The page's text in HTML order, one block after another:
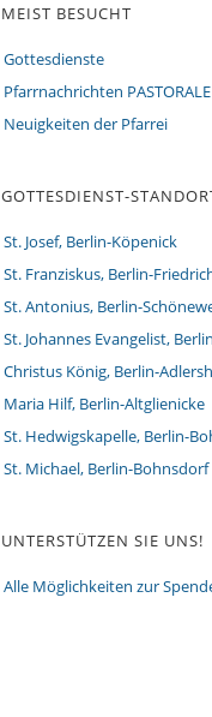
MEIST BESUCHT
Gottesdienste
Pfarrnachrichten PASTORALE
Neuigkeiten der Pfarrei
GOTTESDIENST-
St. Josef, Berlin-Köpenick
St. Franziskus, Berlin-
St. Antonius, Berlin-
St. Johannes Evangelist,
Christus König, Berlin-
Maria Hilf, Berlin-Altglienicke
St. Hedwigskapelle, Berlin-
St. Michael, Berlin-Bohnsdorf
UNTERSTÜTZEN SIE UNS!
Alle Möglichkeiten zur